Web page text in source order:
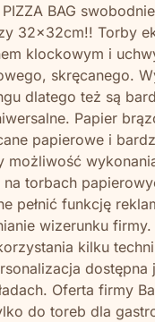
BAG
32x32cm!! Torby
klockowym i
skręcanego.
dlatego też są
Papier
papierowe i
możliwość
torbach
pełnić funkcję
wizerunku firmy.
kilku
dostępna
Oferta firmy
do toreb dla